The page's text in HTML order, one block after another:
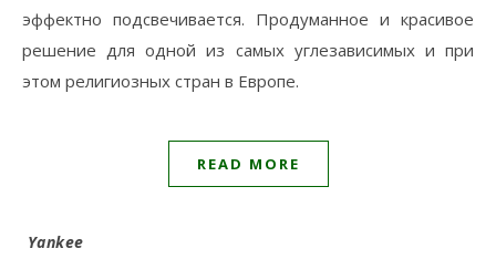
эффектно подсвечивается. Продуманное и красивое
решение для одной из самых углезависимых и при
этом религиозных стран в Европе.
READ MORE
Yankee